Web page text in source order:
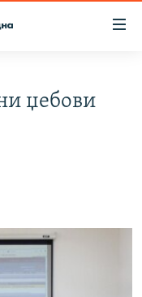
џебови